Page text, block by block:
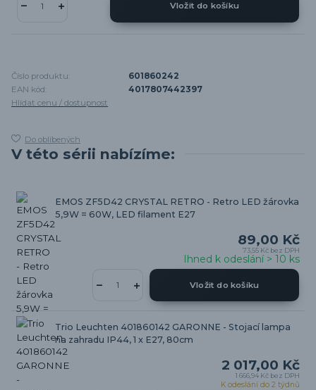
Vložit do košíku
Číslo produktu:
601860242
EAN kód:
4017807442397
Hlídat cenu / dostupnost
Do oblíbených
V této sérii nabízíme:
EMOS ZF5D42 CRYSTAL RETRO - Retro LED žárovka
5,9W = 60W, LED filament E27
89,00 Kč
73,55 Kč bez DPH
Ihned k odeslání > 10 ks
Vložit do košíku
Trio Leuchten 401860142 GARONNE - Stojací lampa
na zahradu IP44, 1 x E27, 80cm
2 017,00 Kč
1 666,94 Kč bez DPH
K odeslání do 2 týdnů